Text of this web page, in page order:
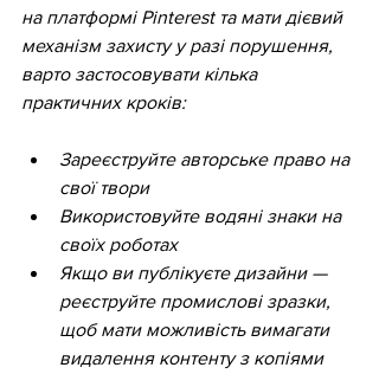
на платформі Pinterest та мати дієвий
механізм захисту у разі порушення,
варто застосовувати кілька
практичних кроків:
Зареєструйте авторське право на
свої твори
Використовуйте водяні знаки на
своїх роботах
Якщо ви публікуєте дизайни —
реєструйте промислові зразки,
щоб мати можливість вимагати
видалення контенту з копіями